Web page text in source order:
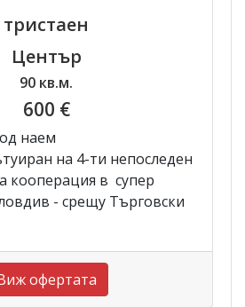
тристаен
Център
90 кв.м.
600 €
наем
на 4-ти непоследен
кооперация в супер
- срещу Търговски
офертата